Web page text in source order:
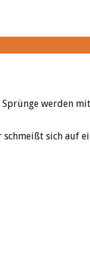
Sprünge werden
schmeißt sich auf